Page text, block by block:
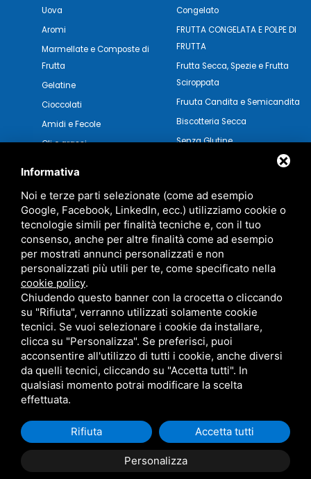
Uova
Aromi
Marmellate e Composte di
Frutta
Gelatine
Cioccolati
Amidi e Fecole
Oli e grassi
Congelato
FRUTTA CONGELATA E POLPE DI
FRUTTA
Frutta Secca, Spezie e Frutta
Sciroppata
Fruuta Candita e Semicandita
Biscotteria Secca
Senza Glutine
SITEMAP
QUESTO SITO È PROTETTO DA GOOGLE RECAPTCHA V3,
PRIVACY POLICYETERMS OF SERVICE
Informativa
Noi e terze parti selezionate (come ad esempio
Google, Facebook, LinkedIn, ecc.) utilizziamo cookie o
tecnologie simili per finalità tecniche e, con il tuo
consenso, anche per altre finalità come ad esempio
per mostrati annunci personalizzati e non
personalizzati più utili per te, come specificato nella
cookie policy.
Chiudendo questo banner con la crocetta o cliccando
su "Rifiuta", verranno utilizzati solamente cookie
tecnici. Se vuoi selezionare i cookie da installare,
clicca su "Personalizza". Se preferisci, puoi
acconsentire all'utilizzo di tutti i cookie, anche diversi
da quelli tecnici, cliccando su "Accetta tutti". In
qualsiasi momento potrai modificare la scelta
effettuata.
Personalizza
Rifiuta Accetta tutti